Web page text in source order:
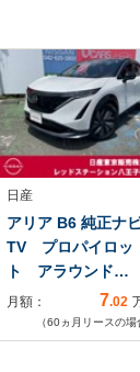
日産
アリア B6 純正ナ
TV プロパイロッ
ト アラウンド…
月額： 7.02
（60ヵ月リースの場